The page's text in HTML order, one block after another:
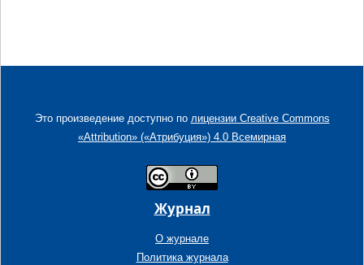
Это произведение доступно по лицензии Creative Commons
«Attribution» («Атрибуция») 4.0 Всемирная
Журнал
О журнале
Политика журнала